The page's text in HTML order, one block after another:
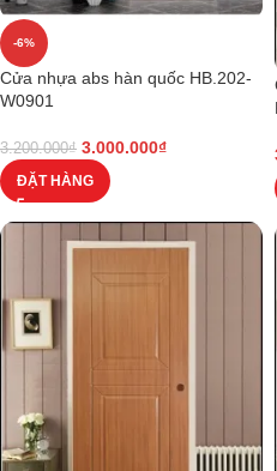
-6%
Cửa nhựa abs hàn quốc HB.202-
W0901
3.200.000₫ 3.000.000₫
ĐẶT HÀNG